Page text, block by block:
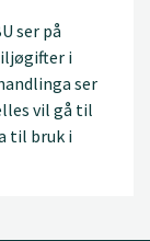
ser på
i
ser
vil gå til
til bruk i